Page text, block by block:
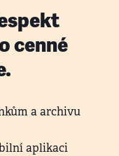
cenné
a archivu
aplikaci